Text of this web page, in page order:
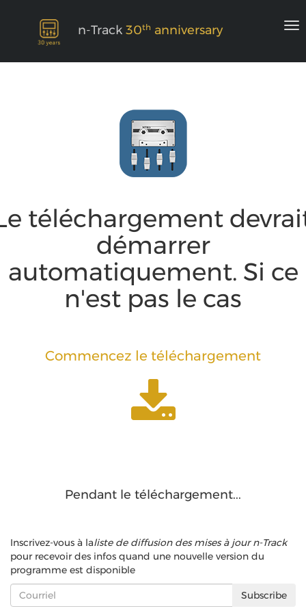
n-Track 30th anniversary
téléchargement
démarrer
automatiquement. Si ce
n'est pas le cas
Commencez le téléchargement
Pendant le téléchargement...
Inscrivez-vous à laliste de diffusion des mises à jour n-Track
pour recevoir des infos quand une nouvelle version du
programme est disponible
Subscribe